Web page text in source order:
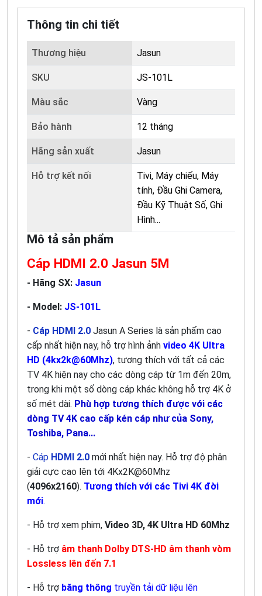
Thông tin chi tiết
Thương hiệu Jasun
SKU JS-101L
Màu sắc Vàng
Bảo hành 12 tháng
Hãng sản xuất Jasun
Hỗ trợ kết nối
Tivi, Máy chiếu, Máy
tính, Đầu Ghi Camera,
Đầu Kỹ Thuật Số, Ghi
Hình...
Mô tả sản phẩm
Cáp HDMI 2.0 Jasun 5M
- Hãng SX: Jasun
- Model: JS-101L
- Cáp HDMI 2.0 Jasun A Series là sản phẩm cao
cấp nhất hiện nay, hỗ trợ hình ảnh video 4K Ultra
HD (4kx2k@60Mhz), tương thích với tất cả các
TV 4K hiện nay cho các dòng cáp từ 1m đến 20m,
trong khi một số dòng cáp khác không hỗ trợ 4K ở
số mét dài. Phù hợp tương thích được với các
dòng TV 4K cao cấp kén cáp như của Sony,
Toshiba, Pana...
- Cáp HDMI 2.0 mới nhất hiện nay. Hỗ trợ độ phân
giải cực cao lên tới 4Kx2K@60Mhz
(4096x2160). Tương thích với các Tivi 4K đời
mới.
- Hỗ trợ xem phim, Video 3D, 4K Ultra HD 60Mhz
- Hỗ trợ âm thanh Dolby DTS-HD âm thanh vòm
Lossless lên đến 7.1
- Hỗ trợ băng thông truyền tải dữ liệu lên